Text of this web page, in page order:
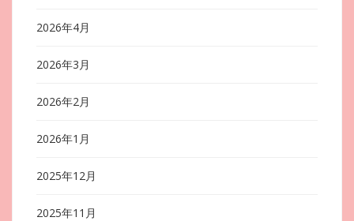
2026年4月
2026年3月
2026年2月
2026年1月
2025年12月
2025年11月